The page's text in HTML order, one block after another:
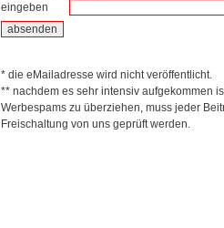
eingeben
* die eMailadresse wird nicht veröffentlicht.
** nachdem es sehr intensiv aufgekommen
Werbespams zu überziehen, muss jeder
Freischaltung von uns geprüft werden.